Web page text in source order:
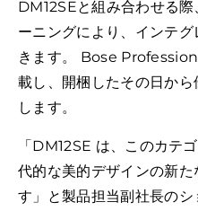
DM12SEと組み合わせる
ーニングにより、インテ
きます。 Bose
載し、開梱したその日か
します。
「DM12SE は、このカテ
代的な美的デザインの新
す」と製品担当副社長の